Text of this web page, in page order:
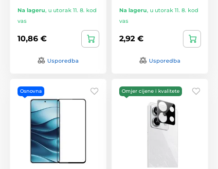
Na lageru, u utorak 11. 8. kod
vas
10,86 €
Usporedba
Na lageru, u utorak 11. 8. kod
vas
2,92 €
Usporedba
Osnovna Omjer cijene i kvalitete